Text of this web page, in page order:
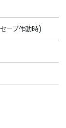
ーブ作動時)